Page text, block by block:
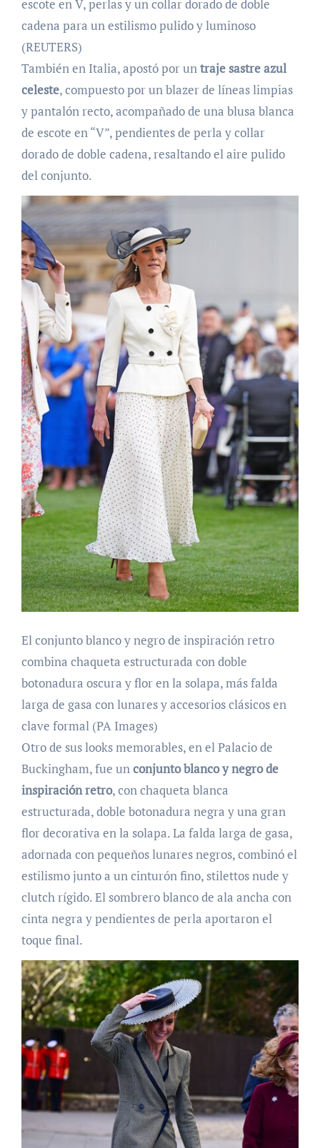
escote en V, perlas y un collar dorado de doble
cadena para un estilismo pulido y luminoso
(REUTERS)
También en Italia, apostó por untraje sastre azul
celeste, compuesto por un blazer de líneas limpias
y pantalón recto, acompañado de una blusa blanca
de escote en “V”, pendientes de perla y collar
dorado de doble cadena, resaltando el aire pulido
del conjunto.
El conjunto blanco y negro de inspiración retro
combina chaqueta estructurada con doble
botonadura oscura y flor en la solapa, más falda
larga de gasa con lunares y accesorios clásicos en
clave formal (PA Images)
Otro de sus looks memorables, en el Palacio de
Buckingham, fue unconjunto blanco y negro de
inspiración retro, con chaqueta blanca
estructurada, doble botonadura negra y una gran
flor decorativa en la solapa. La falda larga de gasa,
adornada con pequeños lunares negros, combinó el
estilismo junto a un cinturón fino, stilettos nude y
clutch rígido. El sombrero blanco de ala ancha con
cinta negra y pendientes de perla aportaron el
toque final.